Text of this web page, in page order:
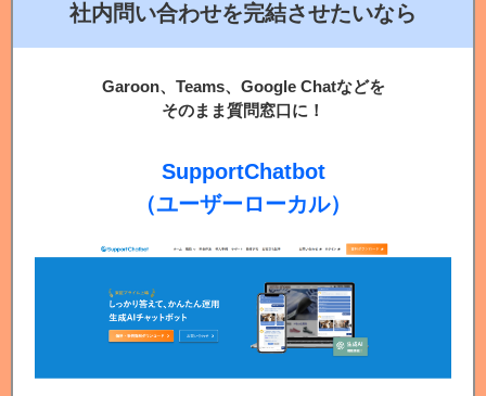
社内問い合わせを完結させたいなら
Garoon、Teams、Google Chatなどを
そのまま質問窓口に！
SupportChatbot
（ユーザーローカル）